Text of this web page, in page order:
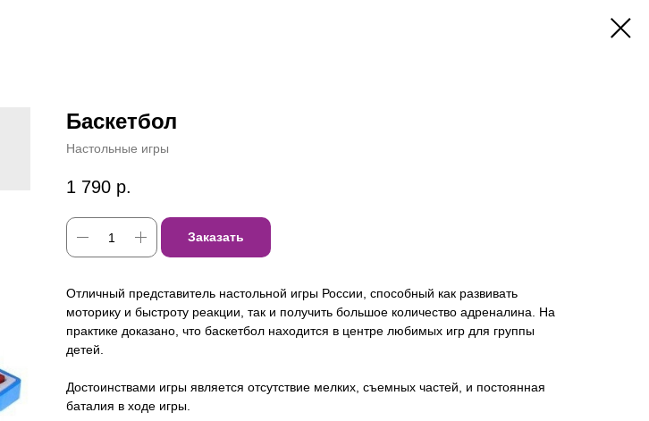
Баскетбол
Настольные игры
1 790 р.
Заказать
Отличный представитель настольной игры России, способный как развивать
моторику и быстроту реакции, так и получить большое количество адреналина. На
практике доказано, что баскетбол находится в центре любимых игр для группы
детей.
Достоинствами игры является отсутствие мелких, съемных частей, и постоянная
баталия в ходе игры.